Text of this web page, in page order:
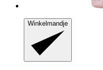
Winkelmandje